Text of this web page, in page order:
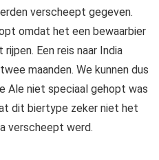
verscheept gegeven.
omdat het een bewaarbier
Een reis naar India
maanden. We kunnen dus
Ale niet speciaal gehopt was
dit biertype zeker niet het
verscheept werd.